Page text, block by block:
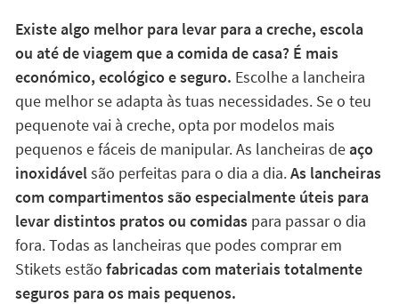
Existe algo melhor para levar para a creche, escola
ou até de viagem que a comida de casa? É mais
económico, ecológico e seguro. Escolhe a lancheira
que melhor se adapta às tuas necessidades. Se o teu
pequenote vai à creche, opta por modelos mais
pequenos e fáceis de manipular. As lancheiras deaço
inoxidávelsão perfeitas para o dia a dia.As lancheiras
com compartimentos são especialmente úteis para
levar distintos pratos ou comidaspara passar o dia
fora. Todas as lancheiras que podes comprar em
Stikets estão fabricadas com materiais totalmente
seguros para os mais pequenos.